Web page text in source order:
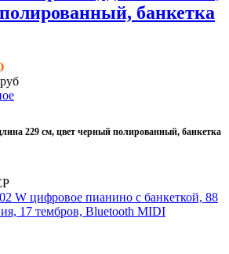
банкетка
229 см, цвет черный полированный, банкетка